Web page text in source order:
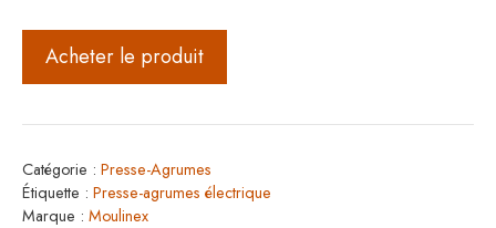
Acheter le produit
Catégorie : Presse-Agrumes
Étiquette : Presse-agrumes électrique
Marque : Moulinex